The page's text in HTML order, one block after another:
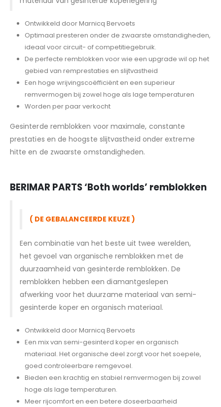
Ontwikkeld door Marnicq Bervoets
Optimaal presteren onder de zwaarste omstandigheden,
ideaal voor circuit- of competitiegebruik.
De perfecte remblokken voor wie een upgrade wil op het
gebied van remprestaties en slijtvastheid
Een hoge wrijvingscoëfficiënt en een superieur
remvermogen bij zowel hoge als lage temperaturen
Worden per paar verkocht
Gesinterde remblokken voor maximale, constante
prestaties en de hoogste slijtvastheid onder extreme
hitte en de zwaarste omstandigheden.
BERIMAR PARTS‘Both worlds’ remblokken
( DE GEBALANCEERDE KEUZE )
Een combinatie van het beste uit twee werelden,
het gevoel van organische remblokken met de
duurzaamheid van gesinterde remblokken. De
remblokken hebben een diamantgeslepen
afwerking voor het duurzame materiaal van semi-
gesinterde koper en organisch materiaal.
Ontwikkeld door Marnicq Bervoets
Een mix van semi-gesinterd koper en organisch
materiaal. Het organische deel zorgt voor het soepele,
goed controleerbare remgevoel.
Bieden een krachtig en stabiel remvermogen bij zowel
hoge als lage temperaturen.
Meer rijcomfort en een betere doseerbaarheid